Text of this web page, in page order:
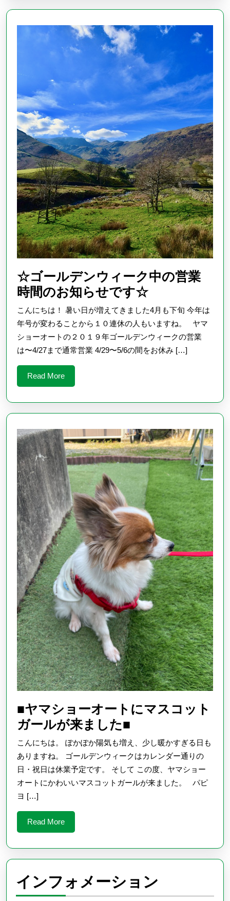
メ
ン
バ
ー
チ
カ
ー
ゴ
☆ゴールデンウィーク中の営業
時間のお知らせです☆☆
ゴ
ー
ル
デ
ィ
ー
ク
中
の
営
業
時
間
の
お
知
ら
せ
で
す
☆
こんにちは！ 暑い日が増えてきました4月も下旬 今年は
年号が変わることから１０連休の人もいますね。 ヤマ
ショーオートの２０１９年ゴールデンウィークの営業
は〜4/27まで通常営業 4/29〜5/6の間をお休み […]
Read MoreRead
More
■ヤマショーオートにマスコット
ガールが来ました■
ヤ
マ
シ
ョ
ト
に
マ
ス
こんにちは。 ぽかぽか陽気も増え、少し暖かすぎる日も
ありますね。 ゴールデンウィークはカレンダー通りの
日・祝日は休業予定です。 そして この度、ヤマショー
オートにかわいいマスコットガールが来ました。 パピ
ヨ […]
Read MoreRead
More
インフォメーション